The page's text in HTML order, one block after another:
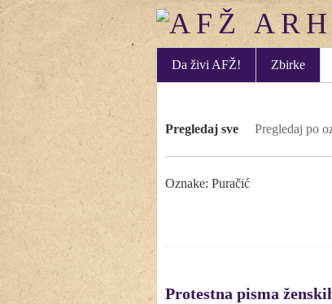
Da živi AFŽ! Zbirke
Pregledaj sve Pregledaj po
Oznake: Puračić
Protestna pisma